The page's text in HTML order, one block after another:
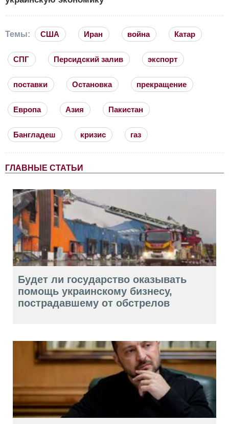
Темы: США Иран война Катар
СПГ Персидский залив экспорт
поставки Остановка прекращение
Европа Азия Пакистан
Бангладеш кризис газ
ГЛАВНЫЕ СТАТЬИ
Будет ли государство оказывать
помощь украинскому бизнесу,
пострадавшему от обстрелов